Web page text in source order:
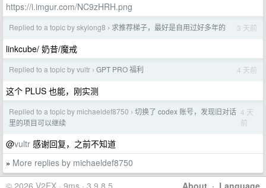
https://i.imgur.com/NC9zHRH.png
Replied to a topic by skylong8 › 求推荐梯子，最好是自用过好多年的 3 天前
linkcube/ 奶昔/魔戒
Replied to a topic by vultr › GPT PRO 福利 4 天前
这个 PLUS 也能，刚实测
Replied to a topic by michaeldef8750 › 切换了 codex 账号，发现旧对话
里的项目可以继续
4 天
前
@vultr 感谢回复，之前不知道
» More replies by michaeldef8750
About · Language
© 2026 V2EX · 9ms · 3.9.8.5